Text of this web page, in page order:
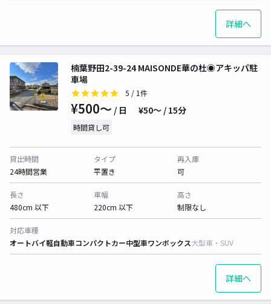
詳細へ
楠葉野田2-39-24 MAISONDE華の杜◉アキッパ駐
車場
5 / 1件
¥500〜 / 日 ¥50〜 / 15分
時間貸し可
貸出時間
24時間営業
タイプ
平置き
再入庫
可
長さ
480cm 以下
車幅
220cm 以下
高さ
制限なし
対応車種
オートバイ軽自動車コンパクトカー中型車ワンボックス大型車・SUV
詳細へ